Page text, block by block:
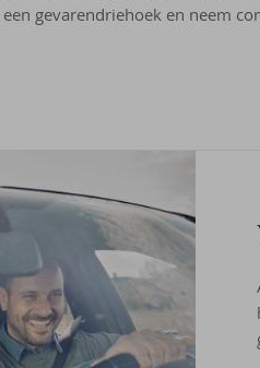
gevarendriehoek en neem